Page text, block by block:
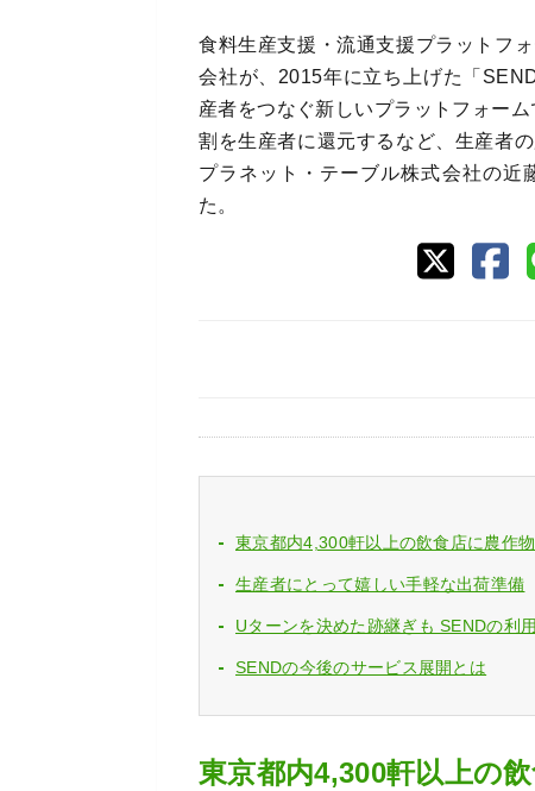
食料生産支援・流通支援プラットフ
会社が、2015年に立ち上げた「
産者をつなぐ新しいプラットフォー
割を生産者に還元するなど、生産者
プラネット・テーブル株式会社の近
た。
東京都内4,300軒以上の飲食店に農作
生産者にとって嬉しい手軽な出荷準備
Uターンを決めた跡継ぎも SENDの利
SENDの今後のサービス展開とは
東京都内4,300軒以上の